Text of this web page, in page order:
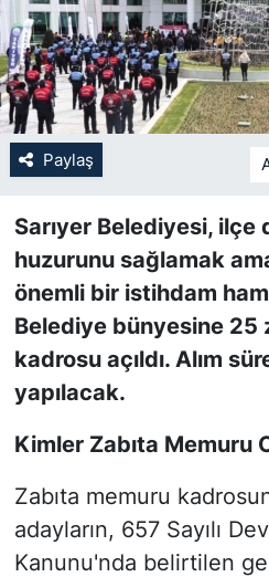
Paylaş
Sarıyer Belediyesi, ilçe
huzurunu sağlamak
önemli bir istihdam
Belediye bünyesine 25
kadrosu açıldı. Alım
yapılacak.
Kimler Zabıta Memuru
Zabıta memuru
adayların, 657 Sayılı
Kanunu'nda belirtilen
SARIYER HABERLERİ
SARIYER İMAR BARIŞI
SEKTÖR
SİYASET
SON DAKİKA HABERİ
SPOR
TEKNOLOJİ
TÜRKİYE VE DÜNYA
VİDEO GALERİ
YAŞAM